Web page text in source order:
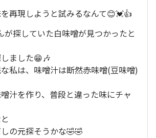
再現しようと試みるなんて😊💓👍
が探していた白味噌が見つかったと
ました😁🎶
私は、味噌汁は断然赤味噌(豆味噌)
汁を作り、普段と違った味にチャ
の元探そうかな🤣🤣